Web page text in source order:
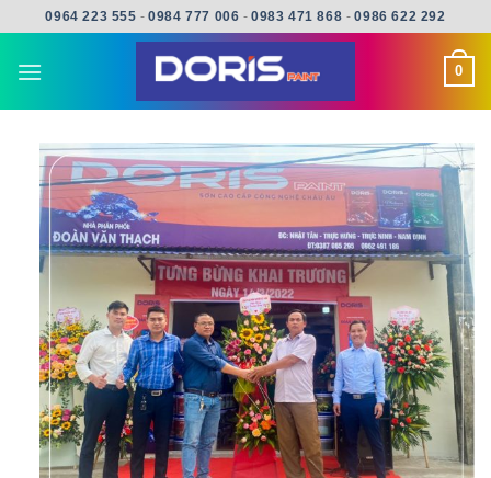
content
0964 223 555 -0984 777 006 - 0983 471 868 - 0986 622 292
0